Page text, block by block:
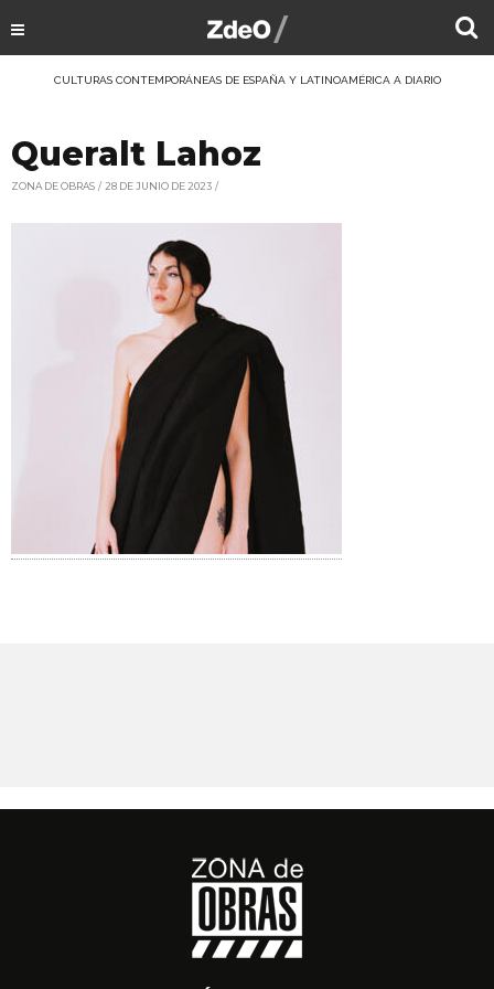
CULTURAS CONTEMPORÁNEAS DE ESPAÑA Y LATINOAMÉRICA A DIARIO
Queralt Lahoz
ZONA DE OBRAS 28 DE JUNIO DE 2023